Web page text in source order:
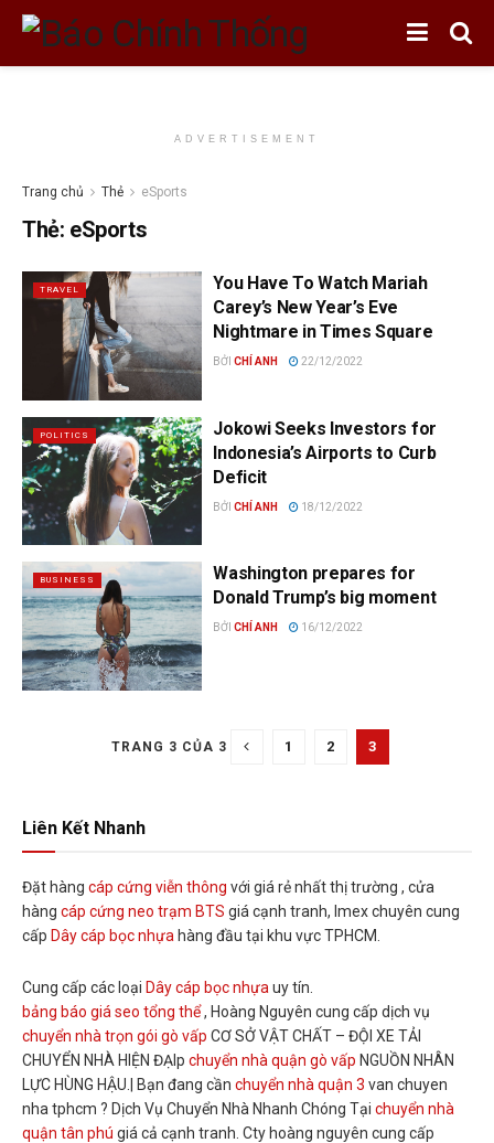
ADVERTISEMENT
Trang chủ Thẻ eSports
Thẻ: eSports
TRAVEL
You Have To Watch Mariah
Carey’s New Year’s Eve
Nightmare in Times Square
BỞI CHÍ ANH 22/12/2022
POLITICS
Jokowi Seeks Investors for
Indonesia’s Airports to Curb
Deficit
BỞI CHÍ ANH 18/12/2022
BUSINESS
Washington prepares for
Donald Trump’s big moment
BỞI CHÍ ANH 16/12/2022
TRANG 3 CỦA 3 1 2 3
Liên Kết Nhanh
Đặt hàng cáp cứng viễn thông với giá rẻ nhất thị trường , cửa
hàng cáp cứng neo trạm BTS giá cạnh tranh, Imex chuyên cung
cấp Dây cáp bọc nhựa hàng đầu tại khu vực TPHCM.
Cung cấp các loại Dây cáp bọc nhựa uy tín.
bảng báo giá seo tổng thể, Hoàng Nguyên cung cấp dịch vụ
chuyển nhà trọn gói gò vấp CƠ SỞ VẬT CHẤT – ĐỘI XE TẢI
CHUYỂN NHÀ HIỆN ĐẠIp chuyển nhà quận gò vấp NGUỒN NHÂN
LỰC HÙNG HẬU.| Bạn đang cần chuyển nhà quận 3 van chuyen
nha tphcm ? Dịch Vụ Chuyển Nhà Nhanh Chóng Tại chuyển nhà
quận tân phú giá cả cạnh tranh. Cty hoàng nguyên cung cấp